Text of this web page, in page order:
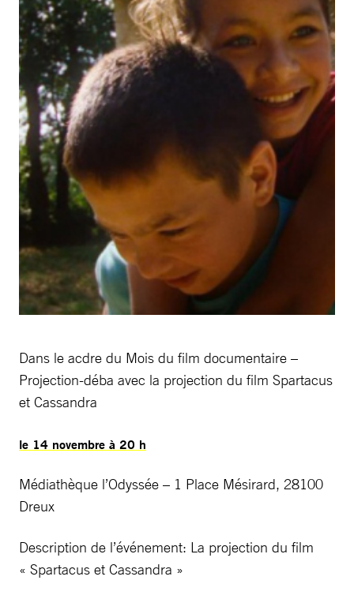
Dans le acdre du Mois du film documentaire –
Projection-déba avec la projection du film Spartacus
et Cassandra
le 14 novembre à 20 h
Médiathèque l’Odyssée – 1 Place Mésirard, 28100
Dreux
Description de l’événement: La projection du film
« Spartacus et Cassandra »